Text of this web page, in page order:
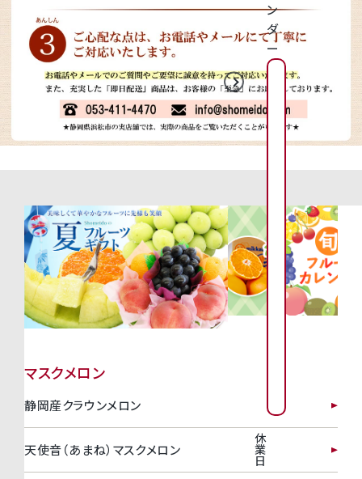
ン
ダ
ー
2026年8月
日
9
1
0
1
1
1
2
1
3
1
6
1
7
1
8
1
9
2
0
2 2 2 2 2
2026年9月
日
1 2 3 4
1
3
1
4
1 1
6
1
7
2
0
2 2
2
2
3
2
4
休
業
日
マスクメロン
静岡産クラウンメロン
天使音（あまね）マスクメロン